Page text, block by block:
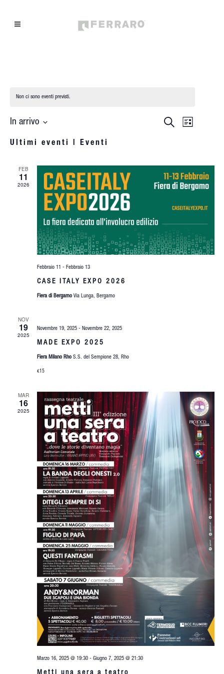
Non ci sono eventi previsti.
EVENTI
VISTE
Cerca
Lista
In arrivo
la
Ultimi eventi | Eventi
FEB
11
2026
Febbraio 11 - Febbraio 13
CASE ITALY EXPO 2026
Fiera di Bergamo Via Lunga, Bergamo
NOV
19
2025
Novembre 19, 2025- Novembre 22, 2025
MADE EXPO 2025
Fiera Milano Rho S.S. del Sempione 28, Rho
€15
MAR
16
2025
Marzo 16, 2025 @ 19:30- Giugno 7, 2025 @ 21:30